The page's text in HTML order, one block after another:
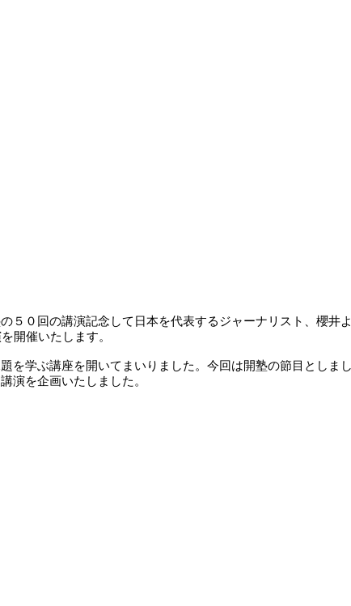
５０回の講演記念して日本を代表するジャーナリスト、櫻井
開催いたします。
を学ぶ講座を開いてまいりました。今回は開塾の節目としま
演を企画いたしました。